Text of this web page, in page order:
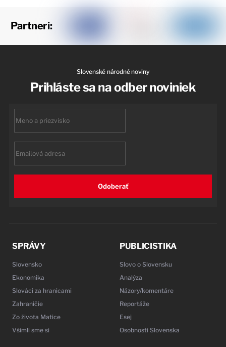
Partneri:
Slovenské národné noviny
Prihláste sa na odber noviniek
Odoberať
SPRÁVY
Slovensko
Ekonomika
Slováci za hranicami
Zahraničie
Zo života Matice
Všimli sme si
PUBLICISTIKA
Slovo o Slovensku
Analýza
Názory/komentáre
Reportáže
Esej
Osobnosti Slovenska